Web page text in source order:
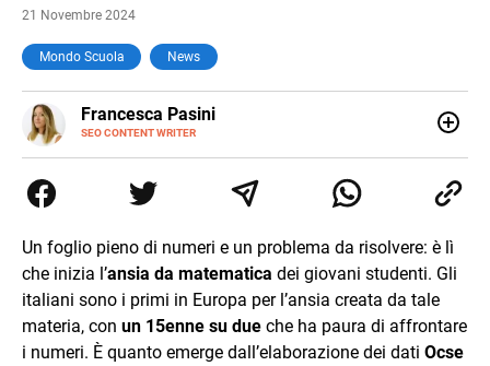
21 Novembre 2024
Mondo Scuola News
Francesca Pasini
SEO CONTENT WRITER
E-
MAIL
le diverse sfumature dell'informazione e quelle storie di
vita che parlano di luoghi, viaggi unici, cultura e lifestyle,
Un foglio pieno di numeri e un problema da risolvere: è lì
che inizia l’ansia da matematica dei giovani studenti. Gli
italiani sono i primi in Europa per l’ansia creata da tale
materia, con un 15enne su due che ha paura di affrontare
i numeri. È quanto emerge dall’elaborazione dei dati Ocse